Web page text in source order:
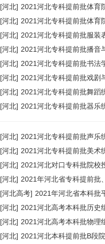
[河北] 2021河北专科提前批体育
[河北] 2021河北专科提前批体育
[河北] 2021河北专科提前批服装
[河北] 2021河北专科提前批播音
[河北] 2021河北专科提前批书法
[河北] 2021河北专科提前批戏剧
[河北] 2021河北专科提前批舞蹈
[河北] 2021河北专科提前批器乐
[河北] 2021河北专科提前批声乐
[河北] 2021河北专科提前批美术
[河北] 2021河北对口专科批院校
[河北] 2021年河北省专科提前批
[河北高考] 2021年河北省本科批
[河北] 2021河北高考本科批历史
[河北] 2021河北高考本科批物理
[河北] 2021河北本科提前批B段